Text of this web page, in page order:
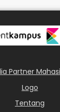
Partner
Logo
Tentang